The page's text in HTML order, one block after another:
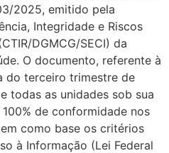
2025, emitido pela
Integridade e Riscos
DGMCG/SECI) da
O documento, referente à
do terceiro trimestre de
todas as unidades sob sua
de conformidade nos
como base os critérios
à Informação (Lei Federal